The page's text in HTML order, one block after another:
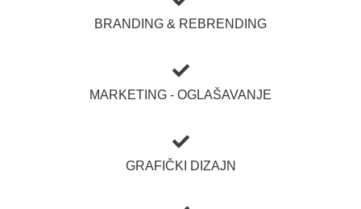
BRANDING & REBRENDING
MARKETING - OGLAŠAVANJE
GRAFIČKI DIZAJN